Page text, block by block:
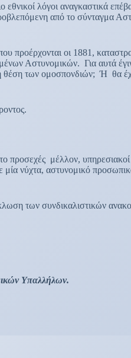
λόγοι αναγκαστικά
από το σύνταγμα
προέρχονται οι 1881,
Αστυνομικών. Για αυτά
θέση των ομοσπονδιών; Ή θα
μέλλον, υπηρεσιακοί
μία νύχτα, αστυνομικό
των συνδικαλιστικών
Υπαλλήλων.